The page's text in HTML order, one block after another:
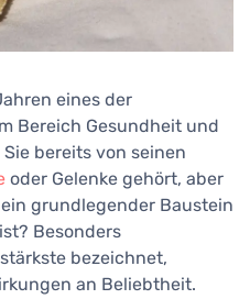
eines der
Bereich Gesundheit und
bereits von seinen
oder Gelenke gehört, aber
grundlegender Baustein
Besonders
bezeichnet,
an Beliebtheit.